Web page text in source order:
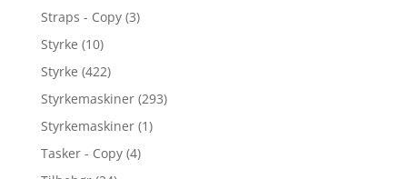
Straps - Copy (3)
Styrke (10)
Styrke (422)
Styrkemaskiner (293)
Styrkemaskiner (1)
Tasker - Copy (4)